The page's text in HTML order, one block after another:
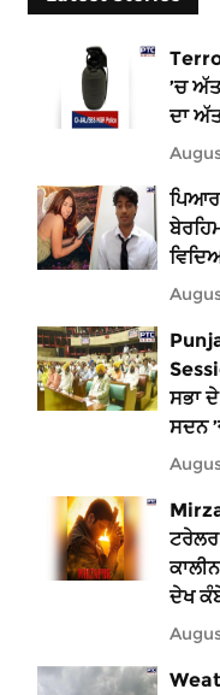
’ਚ
ਦਾ
ਪਿਆਰ
ਸਭਾ
ਸਦਨ
ਟਰੇਲਰ
ਦੇਖ